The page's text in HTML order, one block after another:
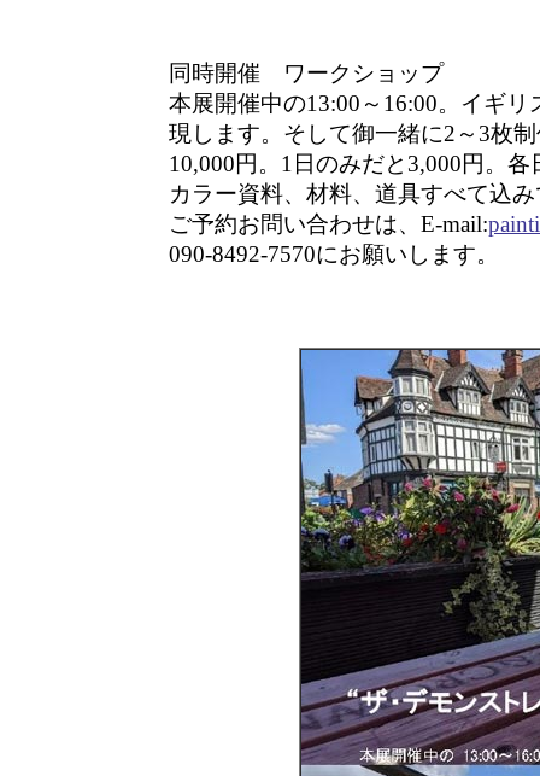
同時開催 ワークショップ
本展開催中の13:00～16:00。イギ
現します。そして御一緒に2～3枚
10,000円。1日のみだと3,000円。
カラー資料、材料、道具すべて込
ご予約お問い合わせは、E-mail:
090-8492-7570にお願いします。